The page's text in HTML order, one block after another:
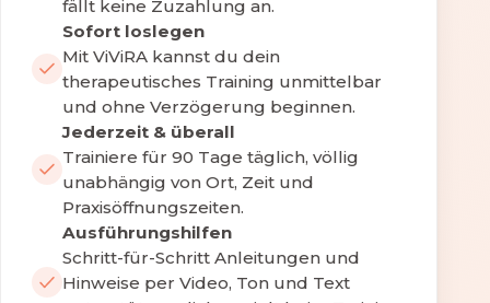
fällt keine Zuzahlung an.
Sofort loslegen
Mit ViViRA kannst du dein
therapeutisches Training unmittelbar
und ohne Verzögerung beginnen.
Jederzeit & überall
Trainiere für 90 Tage täglich, völlig
unabhängig von Ort, Zeit und
Praxisöffnungszeiten.
Ausführungshilfen
Schritt-für-Schritt Anleitungen und
Hinweise per Video, Ton und Text